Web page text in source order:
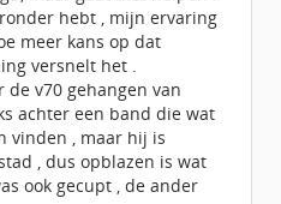
hebt , mijn ervaring
meer kans op dat
versnelt het .
v70 gehangen van
achter een band die wat
vinden , maar hij is
, dus opblazen is wat
ook gecupt , de ander